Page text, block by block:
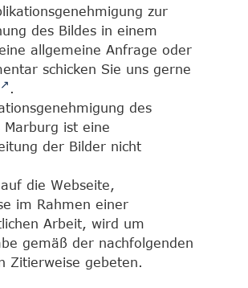
zur
des Bildes in einem
allgemeine Anfrage oder
schicken Sie uns gerne
.
des
Marburg ist eine
der Bilder nicht
die Webseite,
im Rahmen einer
Arbeit, wird um
gemäß der nachfolgenden
Zitierweise gebeten.